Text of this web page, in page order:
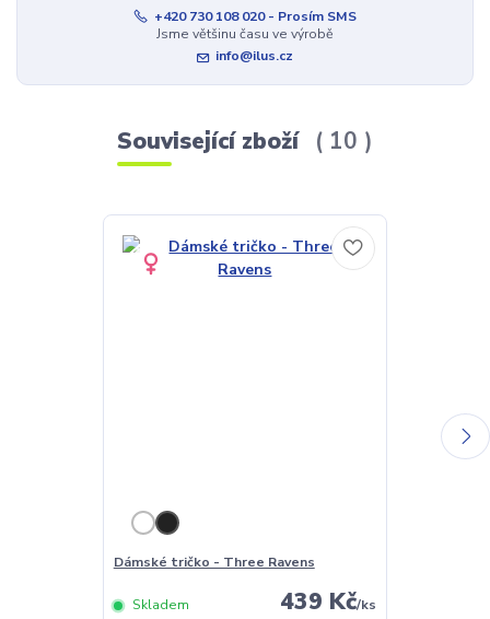
+420 730 108 020 - Prosím SMS
Jsme většinu času ve výrobě
info@ilus.cz
Související zboží 10
Dámské tričko - Three Ravens
439 Kč/ks
Skladem